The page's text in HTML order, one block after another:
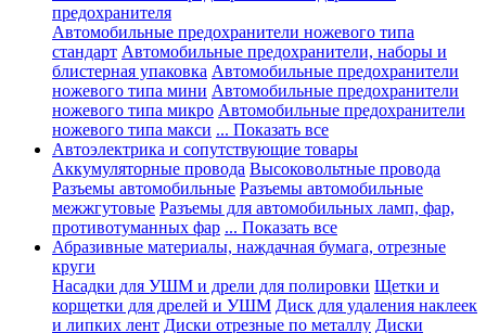
предохранителя
Автомобильные предохранители ножевого типа
стандарт Автомобильные предохранители, наборы и
блистерная упаковка Автомобильные предохранители
ножевого типа мини Автомобильные предохранители
ножевого типа микро Автомобильные предохранители
ножевого типа макси ... Показать все
Автоэлектрика и сопутствующие товары
Аккумуляторные провода Высоковольтные провода
Разъемы автомобильные Разъемы автомобильные
межжгутовые Разъемы для автомобильных ламп, фар,
противотуманных фар ... Показать все
Абразивные материалы, наждачная бумага, отрезные
круги
Насадки для УШМ и дрели для полировки Щетки и
корщетки для дрелей и УШМ Диск для удаления наклеек
и липких лент Диски отрезные по металлу Диски